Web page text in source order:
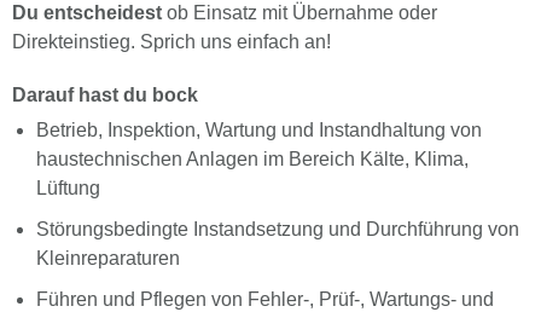
Du entscheidest ob Einsatz mit Übernahme oder
Direkteinstieg. Sprich uns einfach an!
Darauf hast du bock
Betrieb, Inspektion, Wartung und Instandhaltung von
haustechnischen Anlagen im Bereich Kälte, Klima,
Lüftung
Störungsbedingte Instandsetzung und Durchführung von
Kleinreparaturen
Führen und Pflegen von Fehler-, Prüf-, Wartungs- und